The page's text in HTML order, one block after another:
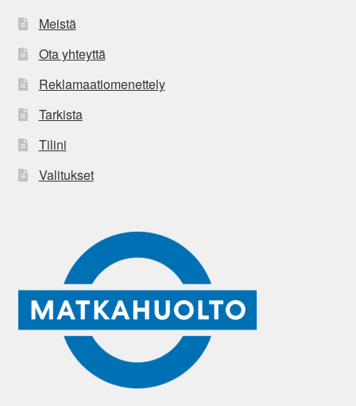
Meistä
Ota yhteyttä
Reklamaatiomenettely
Tarkista
Tilini
Valitukset